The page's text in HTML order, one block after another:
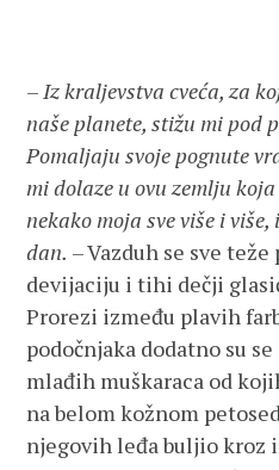
–Iz kraljevstva cveća, za
naše planete, stižu mi pod
Pomaljaju svoje pognute
mi dolaze u ovu zemlju
nekako moja sve više i
dan. – Vazduh se sve
devijaciju i tihi dečji
Prorezi između plavih
podočnjaka dodatno su
mlađih muškaraca od
na belom kožnom
njegovih leđa buljio